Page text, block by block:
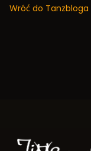
Wróć do Tanzbloga